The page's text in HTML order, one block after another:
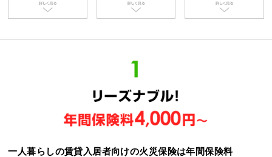
一人暮らしの賃貸入居者向けの火災保険は年間保険料